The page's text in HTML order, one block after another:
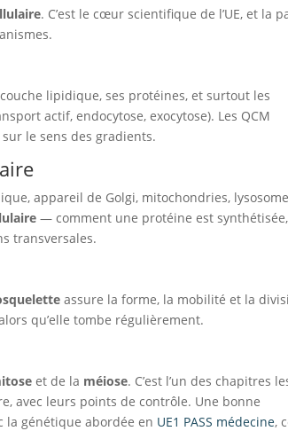
. C’est le cœur scientifique de l’UE, et la
lipidique, ses protéines, et surtout les
actif, endocytose, exocytose). Les QCM
le sens des gradients.
appareil de Golgi, mitochondries,
— comment une protéine est synthétisée,
transversales.
assure la forme, la mobilité et la
qu’elle tombe régulièrement.
et de la méiose. C’est l’un des chapitres
avec leurs points de contrôle. Une bonne
la génétique abordée en UE1 PASS médecine,